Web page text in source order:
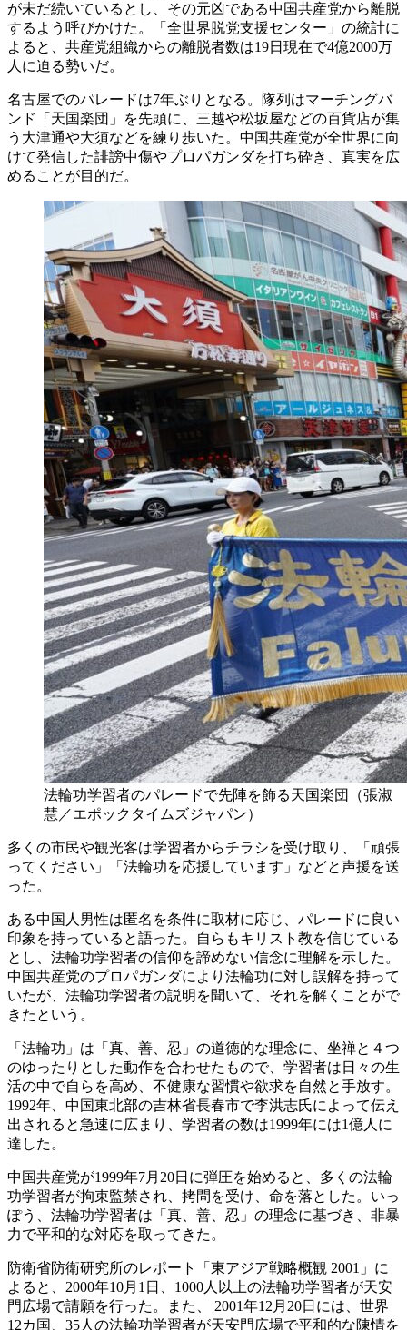
が未だ続いているとし、その元凶である中国共産党から離脱
するよう呼びかけた。「全世界脱党支援センター」の統計に
よると、共産党組織からの離脱者数は19日現在で4億2000万
人に迫る勢いだ。
名古屋でのパレードは7年ぶりとなる。隊列はマーチングバ
ンド「天国楽団」を先頭に、三越や松坂屋などの百貨店が集
う大津通や大須などを練り歩いた。中国共産党が全世界に向
けて発信した誹謗中傷やプロパガンダを打ち砕き、真実を広
めることが目的だ。
法輪功学習者のパレードで先陣を飾る天国楽団（張淑
慧／エポックタイムズジャパン）
多くの市民や観光客は学習者からチラシを受け取り、「頑張
ってください」「法輪功を応援しています」などと声援を送
った。
ある中国人男性は匿名を条件に取材に応じ、パレードに良い
印象を持っていると語った。自らもキリスト教を信じている
とし、法輪功学習者の信仰を諦めない信念に理解を示した。
中国共産党のプロパガンダにより法輪功に対し誤解を持って
いたが、法輪功学習者の説明を聞いて、それを解くことがで
きたという。
「法輪功」は「真、善、忍」の道徳的な理念に、坐禅と４つ
のゆったりとした動作を合わせたもので、学習者は日々の生
活の中で自らを高め、不健康な習慣や欲求を自然と手放す。
1992年、中国東北部の吉林省長春市で李洪志氏によって伝え
出されると急速に広まり、学習者の数は1999年には1億人に
達した。
中国共産党が1999年7月20日に弾圧を始めると、多くの法輪
功学習者が拘束監禁され、拷問を受け、命を落とした。いっ
ぽう、法輪功学習者は「真、善、忍」の理念に基づき、非暴
力で平和的な対応を取ってきた。
防衛省防衛研究所のレポート「東アジア戦略概観 2001」に
よると、2000年10月1日、1000人以上の法輪功学習者が天安
門広場で請願を行った。また、 2001年12月20日には、世界
12カ国、35人の法輪功学習者が天安門広場で平和的な陳情を